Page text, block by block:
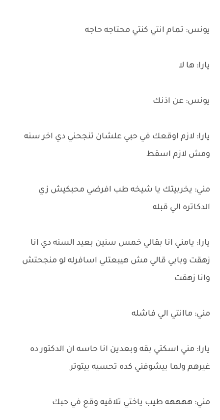
يونس: تمام انتي كنتي محتاجه حاجه
يارا: ها لا
يونس: عن اذنك
يارا: لازم اوقعك في حبي علشان تنجحني دي اخر سنه
ومش لازم اسقط
مني: يخربيتك يا شيخه طب افرضي محبكيش زي
الدكاتره الي قبله
يارا: يامني انا بقالي خمس سنين بعيد السنه دي انا
زهقت وبابي قالي مش هيبعتلي اسافرله لو منجحتش
وانا زهقت
مني: ماانتي الي فاشله
يارا: مني اسكتي بقه وبعدين انا حاسه ان الدكتور ده
غيرهم ولما بيشوفني كده تحسيه بيتوتر
مني: ههههه طيب ياختي تلاقيه وقع في حبك